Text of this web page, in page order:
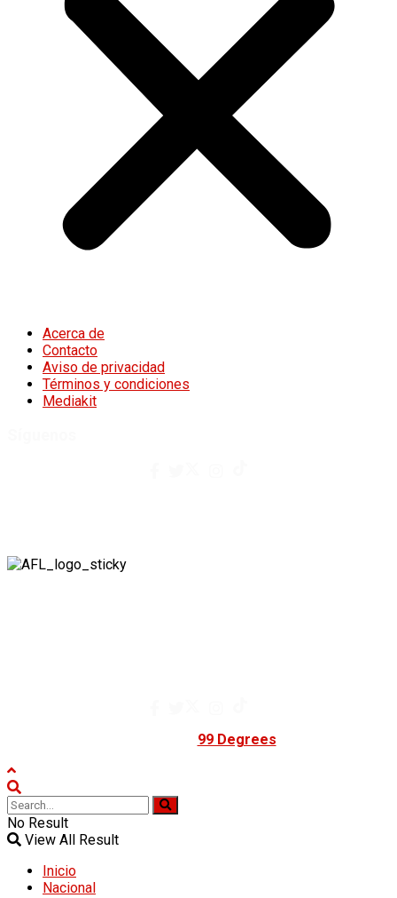
Acerca de
Contacto
Aviso de privacidad
Términos y condiciones
Mediakit
99 Degrees
No Result
View All Result
Inicio
Nacional